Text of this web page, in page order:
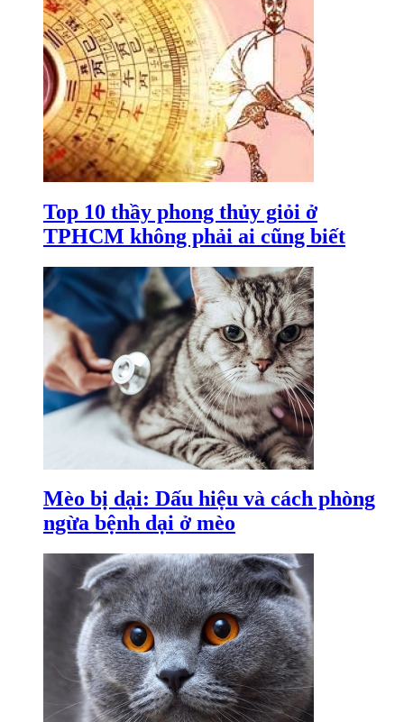
Top 10 thầy phong thủy giỏi ở
TPHCM không phải ai cũng biết
Mèo bị dại: Dấu hiệu và cách phòng
ngừa bệnh dại ở mèo